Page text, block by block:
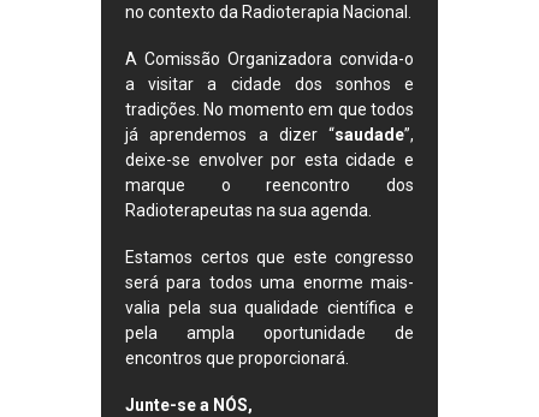
no contexto da Radioterapia Nacional.
A Comissão Organizadora convida-o
a visitar a cidade dos sonhos e
tradições. No momento em que todos
já aprendemos a dizer “saudade”,
deixe-se envolver por esta cidade e
marque o reencontro dos
Radioterapeutas na sua agenda.
Estamos certos que este congresso
será para todos uma enorme mais-
valia pela sua qualidade científica e
pela ampla oportunidade de
encontros que proporcionará.
Junte-se a NÓS,